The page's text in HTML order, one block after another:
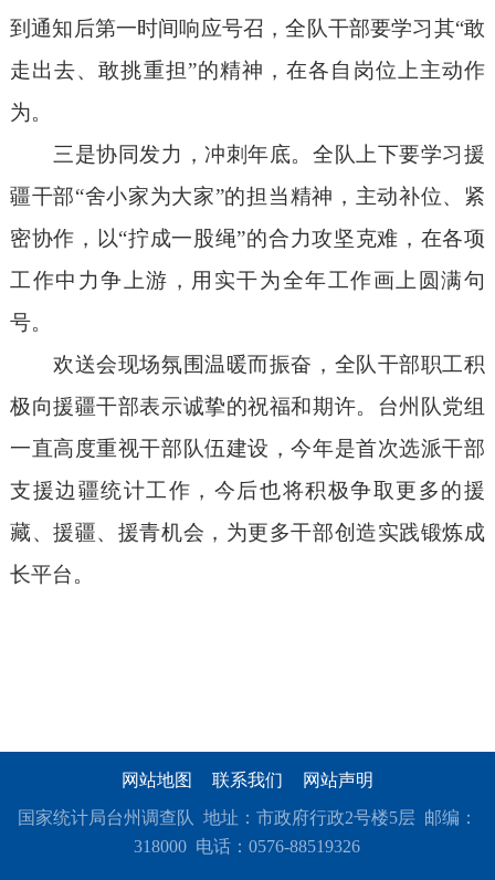
到通知后第一时间响应号召，全队干部要学习其“敢
走出去、敢挑重担”的精神，在各自岗位上主动作
为。
三是协同发力，冲刺年底。全队上下要学习援
疆干部“舍小家为大家”的担当精神，主动补位、紧
密协作，以“拧成一股绳”的合力攻坚克难，在各项
工作中力争上游，用实干为全年工作画上圆满句
号。
欢送会现场氛围温暖而振奋，全队干部职工积
极向援疆干部表示诚挚的祝福和期许。台州队党组
一直高度重视干部队伍建设，今年是首次选派干部
支援边疆统计工作，今后也将积极争取更多的援
藏、援疆、援青机会，为更多干部创造实践锻炼成
长平台。
网站地图 联系我们 网站声明
国家统计局台州调查队 地址：市政府行政2号楼5层 邮编：
318000 电话：0576-88519326